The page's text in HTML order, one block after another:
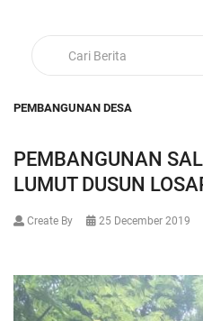
PEMBANGUNAN DESA
PEMBANGUNAN
LUMUT DUSUN
Create By 25 December 2019